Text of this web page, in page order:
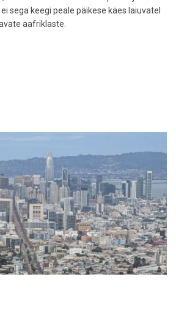
sega keegi peale päikese käes laiuvatel
aafriklaste.